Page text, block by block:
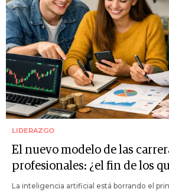
LIDERAZGO
El nuevo modelo de las
profesionales: ¿el fin de los
La inteligencia artificial está borrando el